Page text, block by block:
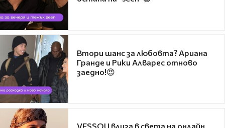
Втори шанс за любовта? Ариана
Гранде и Рики Алварес отново
заедно!😍
VESSOU влиза в света на онлайн